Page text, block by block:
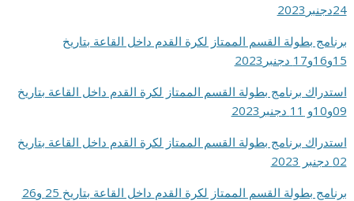
24دجنبر2023
برنامج بطولة القسم الممتاز لكرة القدم داخل القاعة بتاريخ
15و16و17 دجنبر2023
استدراك برنامج بطولة القسم الممتاز لكرة القدم داخل القاعة بتاريخ
09و10و 11 دجنبر2023
استدراك برنامج بطولة القسم الممتاز لكرة القدم داخل القاعة بتاريخ
02 دجنبر 2023
برنامج بطولة القسم الممتاز لكرة القدم
داخل القاعة بتاريخ 25 و26